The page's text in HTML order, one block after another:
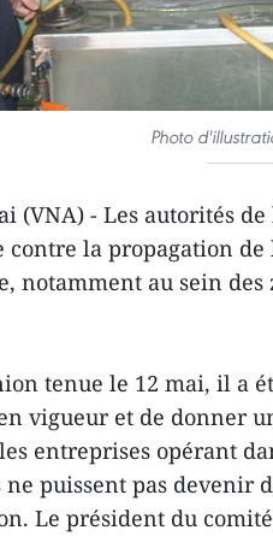
Photo
(VNA) - Les autorités
la propagation de
notamment au sein des
tenue le 12 mai, il a
vigueur et de donner
les entreprises opérant
ne puissent pas devenir
Le président du